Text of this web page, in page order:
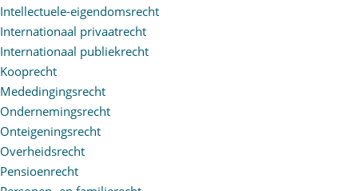
Intellectuele-eigendomsrecht
Internationaal privaatrecht
Internationaal publiekrecht
Kooprecht
Mededingingsrecht
Ondernemingsrecht
Onteigeningsrecht
Overheidsrecht
Pensioenrecht